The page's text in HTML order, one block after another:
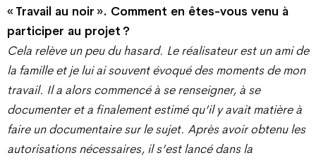
« Travail au noir ». Comment en êtes-vous venu à
participer au projet ?
Cela relève un peu du hasard. Le réalisateur est un ami de
la famille et je lui ai souvent évoqué des moments de mon
travail. Il a alors commencé à se renseigner, à se
documenter et a finalement estimé qu’il y avait matière à
faire un documentaire sur le sujet. Après avoir obtenu les
autorisations nécessaires, il s’est lancé dans la